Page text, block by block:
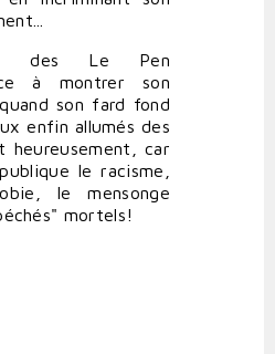
des Le Pen
à montrer son
son fard fond
enfin allumés des
heureusement, car
le racisme,
le mensonge
mortels!